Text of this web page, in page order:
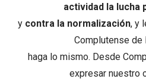
actividad la lucha
y contra la normalización, y
Complutense de
haga lo mismo. Desde
expresar nuestro